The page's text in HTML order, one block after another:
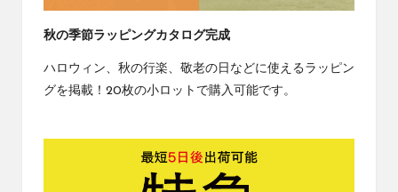
秋の季節ラッピングカタログ完成
ハロウィン、秋の行楽、敬老の日などに使えるラッピン
グを掲載！20枚の小ロットで購入可能です。